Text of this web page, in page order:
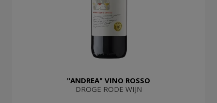
"ANDREA" VINO ROSSO
DROGE RODE WIJN